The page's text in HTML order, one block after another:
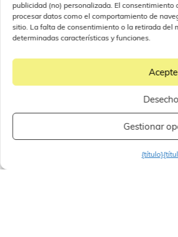
publicidad (no) personalizada. El
procesar datos como el comportamiento de
sitio. La falta de consentimiento o la retirada del
determinadas características y funciones.
Acepte
Gestionar
{título}